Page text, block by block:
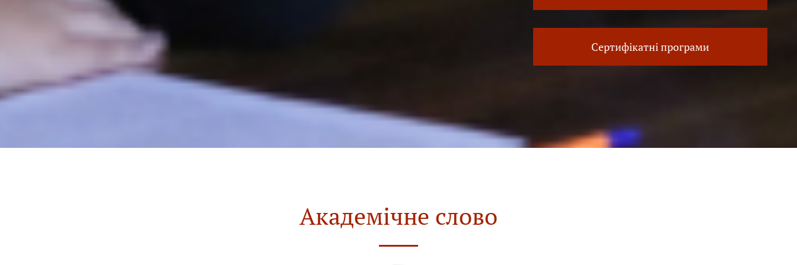
Сертифікатні програми
Академічне слово